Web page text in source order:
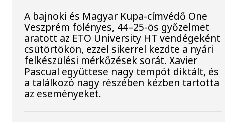
A bajnoki és Magyar Kupa-címvédő One
Veszprém fölényes, 44–25-ös győzelmet
aratott az ETO University HT vendégeként
csütörtökön, ezzel sikerrel kezdte a nyári
felkészülési mérkőzések sorát. Xavier
Pascual együttese nagy tempót diktált, és
a találkozó nagy részében kézben tartotta
az eseményeket.